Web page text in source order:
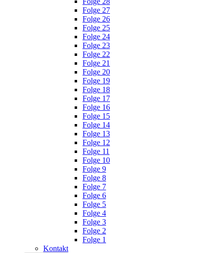
Folge 27
Folge 26
Folge 25
Folge 24
Folge 23
Folge 22
Folge 21
Folge 20
Folge 19
Folge 18
Folge 17
Folge 16
Folge 15
Folge 14
Folge 13
Folge 12
Folge 11
Folge 10
Folge 9
Folge 8
Folge 7
Folge 6
Folge 5
Folge 4
Folge 3
Folge 2
Folge 1
Kontakt